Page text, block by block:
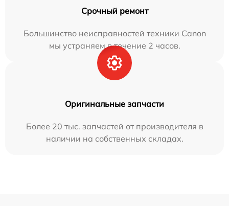
Срочный ремонт
Большинство неисправностей техники Canon
мы устраняем в течение 2 часов.
Оригинальные запчасти
Более 20 тыс. запчастей от производителя в
наличии на собственных складах.